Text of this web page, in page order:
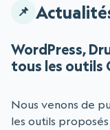
WordPress,
tous les outils
Nous venons de
les outils